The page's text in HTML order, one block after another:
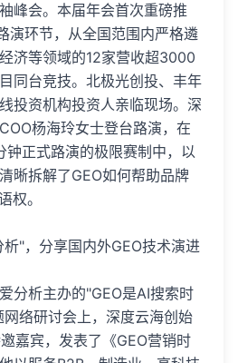
峰会。本届年会首次重磅推
演环节，从全国范围内严格遴
济等领域的12家营收超3000
同台竞技。北极光创投、丰年
投资机构投资人亲临现场。深
杨海玲女士登台路演，在
正式路演的极限赛制中，以
晰拆解了GEO如何帮助品牌
权。
"，分享国内外GEO技术演进
分析主办的"GEO是AI搜索时
络研讨会上，深度云海创始
嘉宾，发表了《GEO营销时